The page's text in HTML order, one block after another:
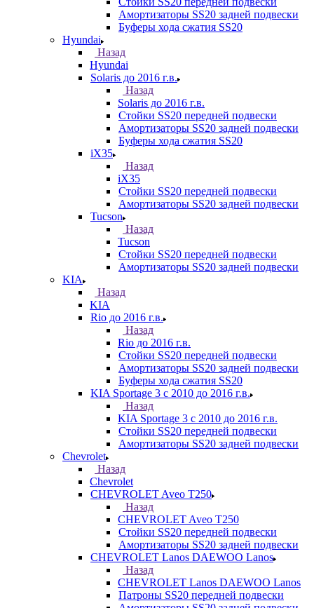
Амортизаторы SS20 задней подвески
Буферы хода сжатия SS20
Hyundai
Назад
Hyundai
Solaris до 2016 г.в.
Назад
Solaris до 2016 г.в.
Стойки SS20 передней подвески
Амортизаторы SS20 задней подвески
Буферы хода сжатия SS20
iX35
Назад
iX35
Стойки SS20 передней подвески
Амортизаторы SS20 задней подвески
Tucson
Назад
Tucson
Стойки SS20 передней подвески
Амортизаторы SS20 задней подвески
KIA
Назад
KIA
Rio до 2016 г.в.
Назад
Rio до 2016 г.в.
Стойки SS20 передней подвески
Амортизаторы SS20 задней подвески
Буферы хода сжатия SS20
KIA Sportage 3 с 2010 до 2016 г.в.
Назад
KIA Sportage 3 с 2010 до 2016 г.в.
Стойки SS20 передней подвески
Амортизаторы SS20 задней подвески
Chevrolet
Назад
Chevrolet
CHEVROLET Aveo T250
Назад
CHEVROLET Aveo T250
Стойки SS20 передней подвески
Амортизаторы SS20 задней подвески
CHEVROLET Lanos DAEWOO Lanos
Назад
CHEVROLET Lanos DAEWOO Lanos
Патроны SS20 передней подвески